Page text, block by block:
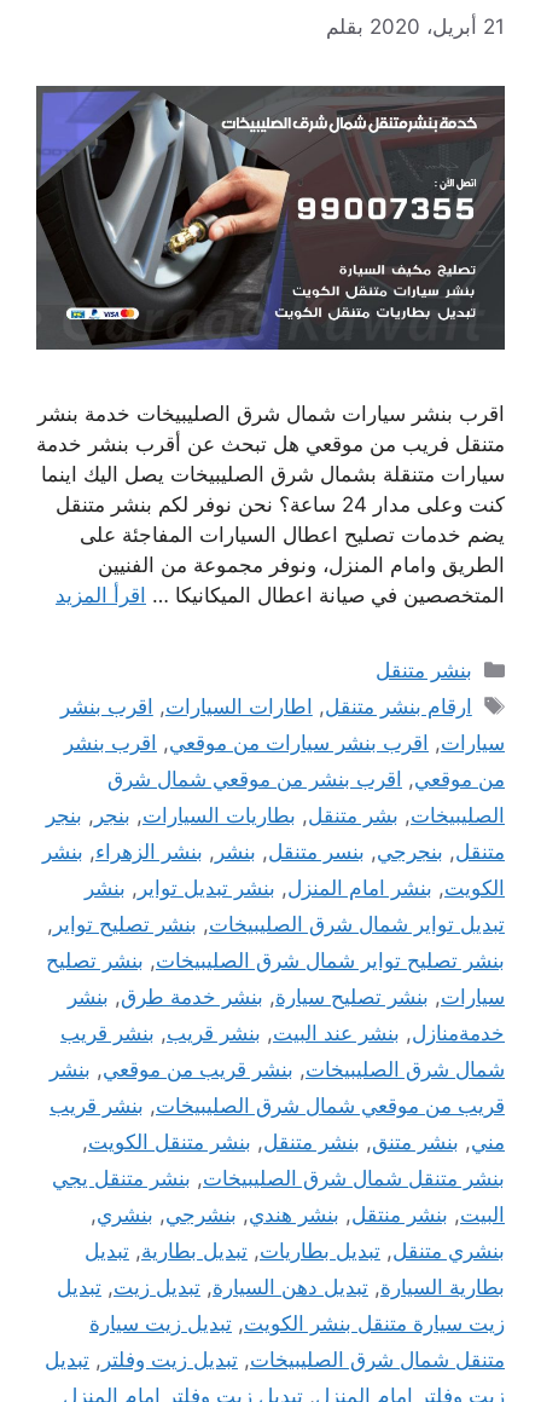
21 أبريل، 2020 بقلم
اقرب بنشر سيارات شمال شرق الصليبيخات خدمة بنشر
متنقل فريب من موقعي هل تبحث عن أقرب بنشر خدمة
سيارات متنقلة بشمال شرق الصليبيخات يصل اليك اينما
كنت وعلى مدار 24 ساعة؟ نحن نوفر لكم بنشر متنقل
يضم خدمات تصليح اعطال السيارات المفاجئة على
الطريق وامام المنزل، ونوفر مجموعة من الفنيين
المتخصصين في صيانة اعطال الميكانيكا … اقرأ المزيد
التصنيفات
بنشر متنقل
الوسوم
ارقام بنشر متنقل, اطارات السيارات, اقرب بنشر
سيارات, اقرب بنشر سيارات من موقعي, اقرب بنشر
من موقعي, اقرب بنشر من موقعي شمال شرق
الصليبيخات, بشر متنقل, بطاريات السيارات, بنجر , بنجر
متنقل, بنجرجي, بنسر متنقل, بنشر , بنشر الزهراء, بنشر
الكويت, بنشر امام المنزل, بنشر تبديل تواير , بنشر
تبديل تواير شمال شرق الصليبيخات, بنشر تصليح تواير ,
بنشر تصليح تواير شمال شرق الصليبيخات, بنشر تصليح
سيارات, بنشر تصليح سيارة, بنشر خدمة طرق, بنشر
خدمةمنازل, بنشر عند البيت, بنشر قريب, بنشر قريب
شمال شرق الصليبيخات, بنشر قريب من موقعي, بنشر
قريب من موقعي شمال شرق الصليبيخات, بنشر قريب
مني, بنشر متنق, بنشر متنقل, بنشر متنقل الكويت,
بنشر متنقل شمال شرق الصليبيخات, بنشر متنقل يجي
البيت, بنشر منتقل, بنشر هندي, بنشرجي, بنشري,
بنشري متنقل, تبديل بطاريات, تبديل بطارية, تبديل
بطارية السيارة, تبديل دهن السيارة, تبديل زيت, تبديل
زيت سيارة متنقل بنشر الكويت, تبديل زيت سيارة
متنقل شمال شرق الصليبيخات, تبديل زيت وفلتر , تبديل
زيت وفلتر امام المنزل, تبديل زيت وفلتر امام المنزل